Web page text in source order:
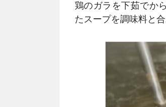
鶏のガラを下茹でか
たスープを調味料と